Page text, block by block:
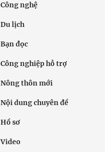
Công nghệ
Du lịch
Bạn đọc
Công nghiệp hỗ trợ
Nông thôn mới
Nội dung chuyên đề
Hồ sơ
Video